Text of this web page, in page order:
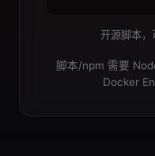
开源脚本，
脚本/npm 需要
Docker